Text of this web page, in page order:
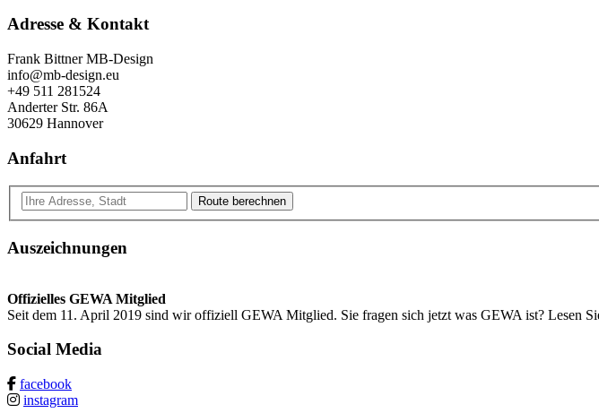
Adresse & Kontakt
Frank Bittner MB-Design
info@mb-design.eu
+49 511 281524
Anderter Str. 86A
30629 Hannover
Anfahrt
Route berechnen
Auszeichnungen
Offizielles GEWA Mitglied
Seit dem 11. April 2019 sind wir offiziell GEWA Mitglied. Sie fragen sich jetzt was GEWA ist? Lesen
Social Media
facebook
instagram